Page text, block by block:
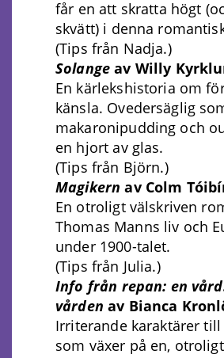
får en att skratta högt
skvätt) i denna
(Tips från Nadja.)
Solangeav Willy
En kärlekshistoria om
känsla. Ovedersäglig
makaronipudding och
en hjort av glas.
(Tips från Björn.)
Magikern av Colm
En otroligt välskriven
Thomas Manns liv och
under 1900-talet.
(Tips från Julia.)
Info från repan: en
vården av Bianca
Irriterande karaktärer
som växer på en,